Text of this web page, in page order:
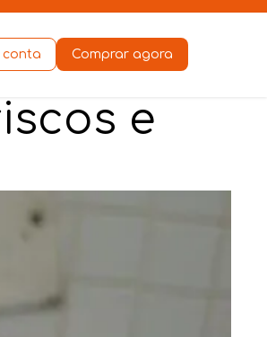
conta Comprar agora
e